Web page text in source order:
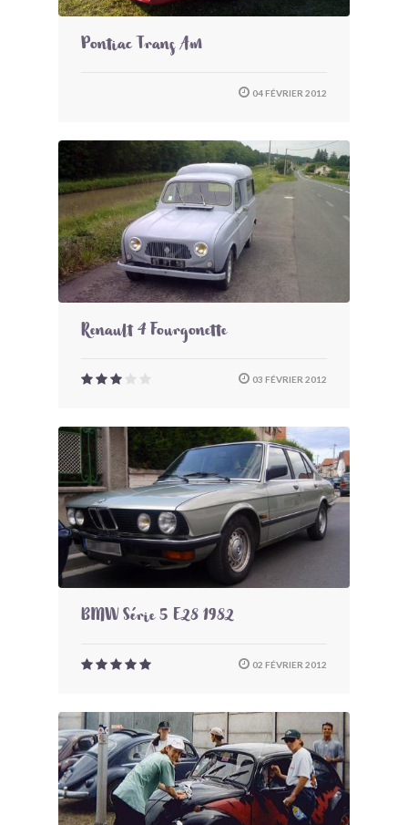
Pontiac Trans Am
04 FÉVRIER 2012
Renault 4 Fourgonette
03 FÉVRIER 2012
BMW Série 5 E28 1982
02 FÉVRIER 2012